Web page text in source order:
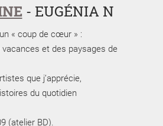
- EUGÉNIA N
« coup de cœur » :
vacances et des paysages de
que j’apprécie,
du quotidien
(atelier BD).